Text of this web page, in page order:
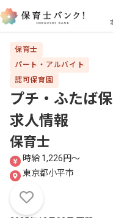
保育士
パート・アルバイト
認可保育園
プチ・ふたば
求人情報
保育士
時給 1,226円〜
東京都小平市